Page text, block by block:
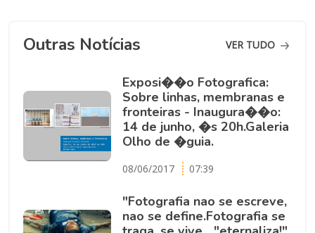
Outras Notícias VER TUDO
Exposi��o Fotografica:
Sobre linhas, membranas e
fronteiras - Inaugura��o:
14 de junho, �s 20h.Galeria
Olho de �guia.
08/06/2017 07:39
"Fotografia nao se escreve,
nao se define.Fotografia se